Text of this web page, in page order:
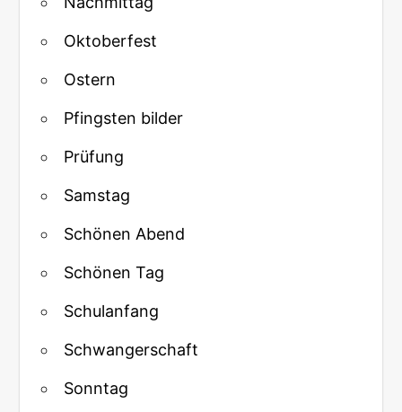
Oktoberfest
Ostern
Pfingsten bilder
Prüfung
Samstag
Schönen Abend
Schönen Tag
Schulanfang
Schwangerschaft
Sonntag